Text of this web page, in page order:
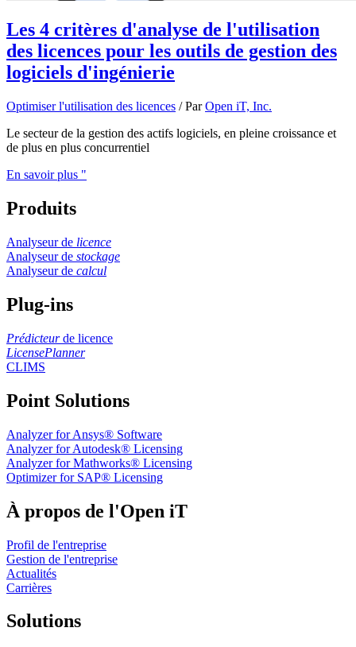
Les 4 critères d'analyse de l'utilisation
des licences pour les outils de gestion des
logiciels d'ingénierie
Optimiser l'utilisation des licences / ParOpen iT, Inc.
Le secteur de la gestion des actifs logiciels, en pleine croissance et
de plus en plus concurrentiel
En savoir plus "
Produits
Analyseur de licence
Analyseur de stockage
Analyseur de calcul
Plug-ins
Prédicteurde licence
LicensePlanner
CLIMS
Point Solutions
Analyzer for Ansys® Software
Analyzer for Autodesk® Licensing
Analyzer for Mathworks® Licensing
Optimizer for SAP® Licensing
À propos de l'Open iT
Profil de l'entreprise
Gestion de l'entreprise
Actualités
Carrières
Solutions